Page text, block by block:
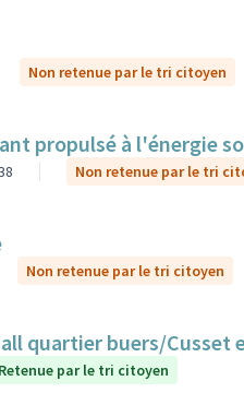
Non retenue par le tri citoyen
propulsé à l'énergie
Non retenue par le tri
Non retenue par le tri citoyen
quartier buers/Cusset
Retenue par le tri citoyen